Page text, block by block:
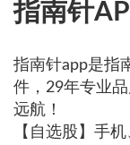
指南针
指南针app是指
件，29年专业
远航！
【自选股】手